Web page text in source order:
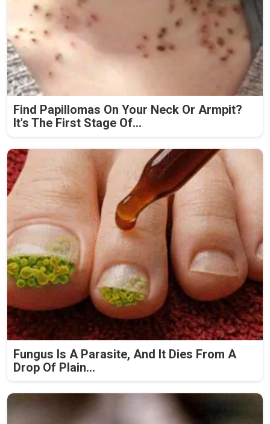
Find Papillomas On Your Neck Or Armpit?
It's The First Stage Of...
Fungus Is A Parasite, And It Dies From A
Drop Of Plain...